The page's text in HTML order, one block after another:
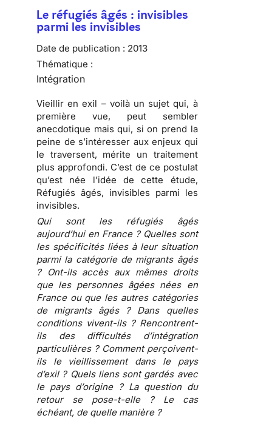
Le réfugiés âgés : invisibles
parmi les invisibles
Date de publication : 2013
Thématique :
Intégration
Vieillir en exil – voilà un sujet qui, à
première vue, peut sembler
anecdotique mais qui, si on prend la
peine de s’intéresser aux enjeux qui
le traversent, mérite un traitement
plus approfondi. C’est de ce postulat
qu’est née l’idée de cette étude,
Réfugiés âgés, invisibles parmi les
invisibles.
Qui sont les réfugiés âgés
aujourd’hui en France ? Quelles sont
les spécificités liées à leur situation
parmi la catégorie de migrants âgés
? Ont-ils accès aux mêmes droits
que les personnes âgées nées en
France ou que les autres catégories
de migrants âgés ? Dans quelles
conditions vivent-ils ? Rencontrent-
ils des difficultés d’intégration
particulières ? Comment perçoivent-
ils le vieillissement dans le pays
d’exil ? Quels liens sont gardés avec
le pays d’origine ? La question du
retour se pose-t-elle ? Le cas
échéant, de quelle manière ?